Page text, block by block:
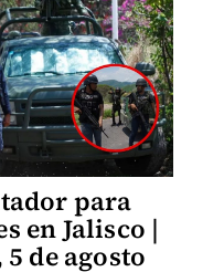
para
en Jalisco |
de agosto